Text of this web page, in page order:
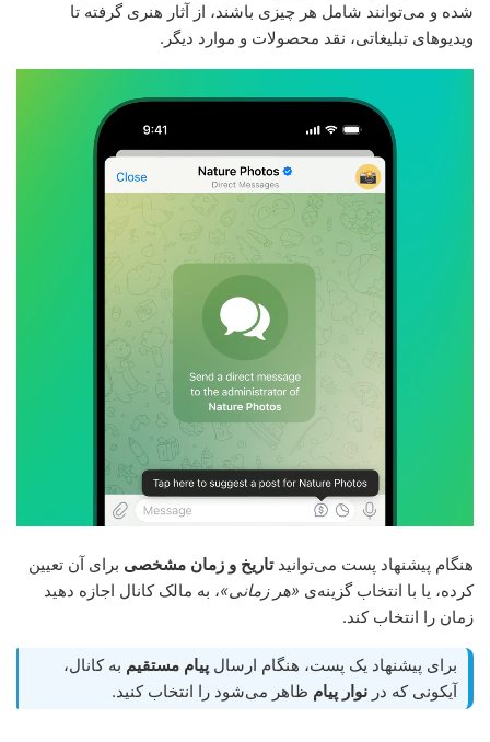
شده و می‌توانند شامل هر چیزی باشند، از آثار هنری گرفته تا
ویدیوهای تبلیغاتی، نقد محصولات و موارد دیگر.
هنگام پیشنهاد پست می‌توانیدتاریخ و زمان مشخصی برای آن تعیین
کرده، یا با انتخاب گزینه‌ی «هر زمانی»، به مالک کانال اجازه دهید
زمان را انتخاب کند.
برای پیشنهاد یک پست، هنگام ارسال پیام مستقیم به کانال،
آیکونی که در نوار پیام ظاهر می‌شود را انتخاب کنید.